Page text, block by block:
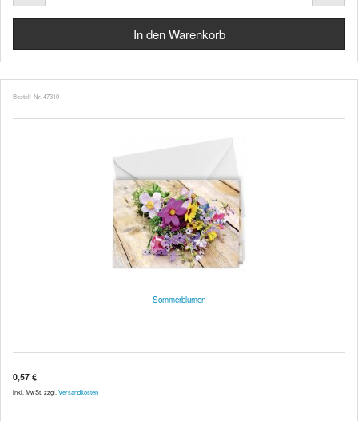
Bestell-Nr. 47310
Sommerblumen
0,57 €
inkl. MwSt. zzgl. Versandkosten